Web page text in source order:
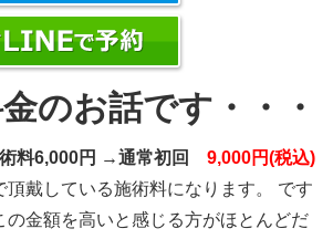
のお話です・・・
料6,000円 →通常初回 9,000円(税込)
頂戴している施術料になります。 です
の金額を高いと感じる方がほとんどだ